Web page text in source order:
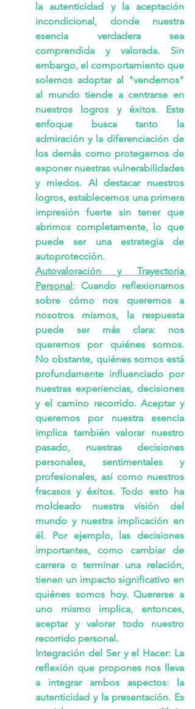
la autenticidad y la aceptación
incondicional, donde nuestra
esencia verdadera sea
comprendida y valorada. Sin
embargo, el comportamiento que
solemos adoptar al "vendernos"
al mundo tiende a centrarse en
nuestros logros y éxitos. Este
enfoque busca tanto la
admiración y la diferenciación de
los demás como protegernos de
exponer nuestras vulnerabilidades
y miedos. Al destacar nuestros
logros, establecemos una primera
impresión fuerte sin tener que
abrirnos completamente, lo que
puede ser una estrategia de
autoprotección.
Autovaloración y Trayectoria
Personal : Cuando reflexionamos
sobre cómo nos queremos a
nosotros mismos, la respuesta
puede ser más clara: nos
queremos por quiénes somos.
No obstante, quiénes somos está
profundamente influenciado por
nuestras experiencias, decisiones
y el camino recorrido. Aceptar y
querernos por nuestra esencia
implica también valorar nuestro
pasado, nuestras decisiones
personales, sentimentales y
profesionales, así como nuestros
fracasos y éxitos. Todo esto ha
moldeado nuestra visión del
mundo y nuestra implicación en
él. Por ejemplo, las decisiones
importantes, como cambiar de
carrera o terminar una relación,
tienen un impacto significativo en
quiénes somos hoy. Quererse a
uno mismo implica, entonces,
aceptar y valorar todo nuestro
recorrido personal.
Integración del Ser y el Hacer: La
reflexión que propones nos lleva
a integrar ambos aspectos: la
autenticidad y la presentación. Es